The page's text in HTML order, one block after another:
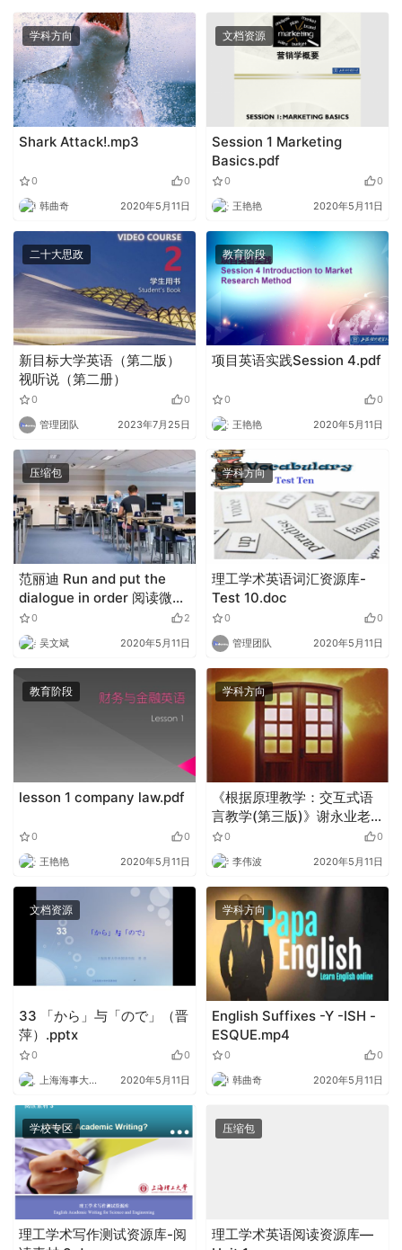
学科方向
Shark Attack!.mp3
0 0
韩曲奇 2020年5月11日
文档资源
Session 1 Marketing
Basics.pdf
0 0
王艳艳 2020年5月11日
二十大思政
新目标大学英语（第二版）
视听说（第二册）
0 0
管理团队 2023年7月25日
教育阶段
项目英语实践Session 4.pdf
0 0
王艳艳 2020年5月11日
压缩包
范丽迪 Run and put the
dialogue in order 阅读微课
课例.zip
0 2
吴文斌 2020年5月11日
学科方向
理工学术英语词汇资源库-
Test 10.doc
0 0
管理团队 2020年5月11日
教育阶段
lesson 1 company law.pdf
0 0
王艳艳 2020年5月11日
学科方向
《根据原理教学：交互式语
言教学(第三版)》谢永业老
师读书报告.pptx
0 0
李伟波 2020年5月11日
文档资源
33 「から」与「ので」（晋
萍）.pptx
0 0
上海海事大学外语 2020年5月11日
学科方向
English Suffixes -Y -ISH -
ESQUE.mp4
0 0
韩曲奇 2020年5月11日
学校专区
理工学术写作测试资源库-阅
压缩包
理工学术英语阅读资源库—